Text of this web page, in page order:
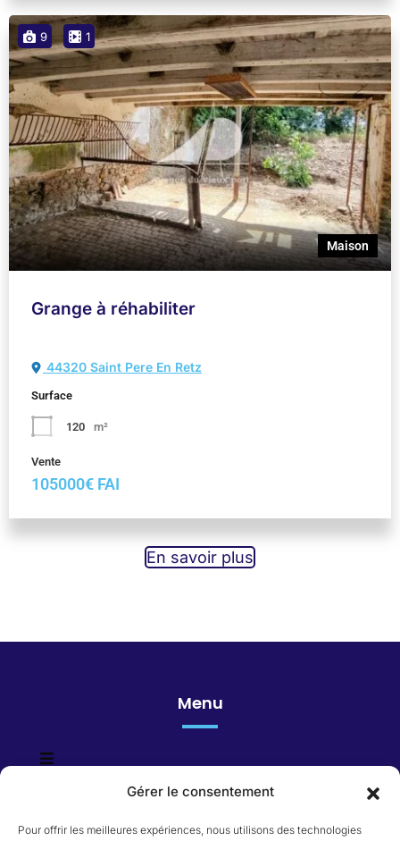
Gérer le consentement
Pour offrir les meilleures expériences, nous utilisons des technologies
9 1
Maison
Grange à réhabiliter
44320 Saint Pere En Retz
Surface
120 m²
Vente
105000€ FAI
En savoir plus
Menu
Honoraires